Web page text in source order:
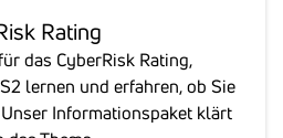
Rating
das CyberRisk Rating,
lernen und erfahren, ob Sie
Informationspaket klärt